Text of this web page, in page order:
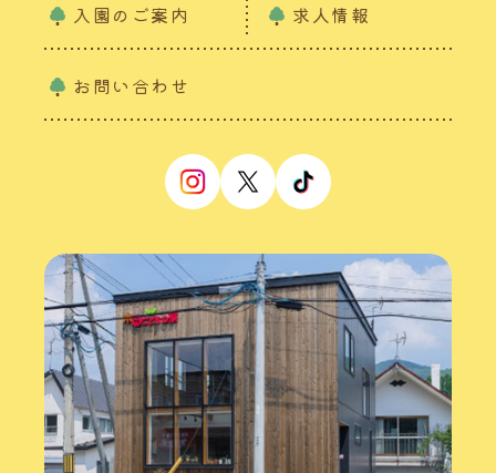
入園のご案内 求人情報
お問い合わせ